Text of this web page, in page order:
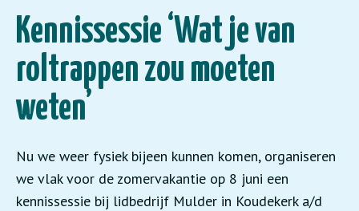
Kennissessie ‘Wat je van
roltrappen zou moeten
weten’
Nu we weer fysiek bijeen kunnen komen, organiseren
we vlak voor de zomervakantie op 8 juni een
kennissessie bij lidbedrijf Mulder in Koudekerk a/d